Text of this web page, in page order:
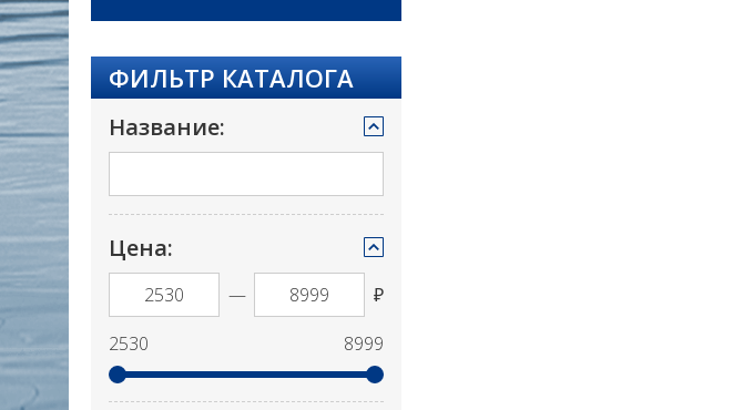
ФИЛЬТР КАТАЛОГА
Название:
Цена:
—
₽
2530
8999